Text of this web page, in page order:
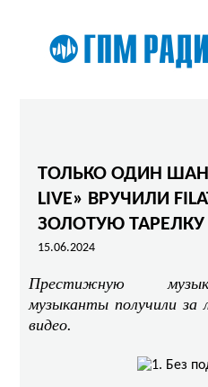
ТОЛЬКО ОДИН
LIVE» ВРУЧИЛИ
ЗОЛОТУЮ
15.06.2024
Престижную
музыканты получили за
видео.